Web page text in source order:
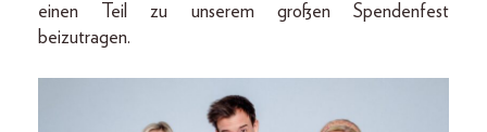
einen Teil zu unserem großen Spendenfest
beizutragen.